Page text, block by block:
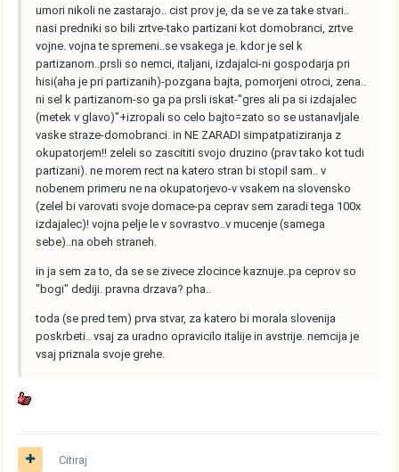
umori nikoli ne zastarajo.. cist prov je, da se ve za take stvari..
nasi predniki so bili zrtve-tako partizani kot domobranci, zrtve
vojne. vojna te spremeni..se vsakega je. kdor je sel k
partizanom..prsli so nemci, italjani, izdajalci-ni gospodarja pri
hisi(aha je pri partizanih)-pozgana bajta, pomorjeni otroci, zena..
ni sel k partizanom-so ga pa prsli iskat-"gres ali pa si izdajalec
(metek v glavo)"+izropali so celo bajto=zato so se ustanavljale
vaske straze-domobranci. in NE ZARADI simpatpatiziranja z
okupatorjem!! zeleli so zascititi svojo druzino (prav tako kot tudi
partizani). ne morem rect na katero stran bi stopil sam.. v
nobenem primeru ne na okupatorjevo-v vsakem na slovensko
(zelel bi varovati svoje domace-pa ceprav sem zaradi tega 100x
izdajalec)! vojna pelje le v sovrastvo..v mucenje (samega
sebe)..na obeh straneh.
in ja sem za to, da se se zivece zlocince kaznuje..pa ceprov so
"bogi" dediji. pravna drzava? pha..
toda (se pred tem) prva stvar, za katero bi morala slovenija
poskrbeti.. vsaj za uradno opravicilo italije in avstrije. nemcija je
vsaj priznala svoje grehe.
Citiraj